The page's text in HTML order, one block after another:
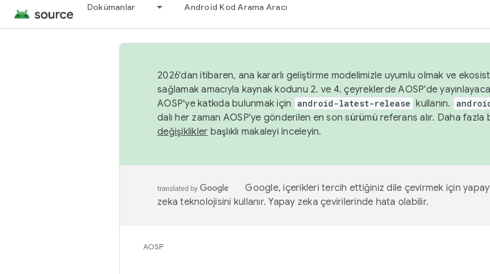
Dokümanlar Android Kod Arama Aracı
2026'dan itibaren, ana kararlı geliştirme modelimizle uyumlu olmak ve
sağlamak amacıyla kaynak kodunu 2. ve 4. çeyreklerde AOSP'de
AOSP'ye katkıda bulunmak için
android-latest-release kullanın.
dalı her zaman AOSP'ye gönderilen en son sürümü referans alır. Daha fazla
değişiklikler başlıklı makaleyi inceleyin.
Google, içerikleri tercih ettiğiniz dile çevirmek için yapay
zeka teknolojisini kullanır. Yapay zeka çevirilerinde hata olabilir.
AOSP